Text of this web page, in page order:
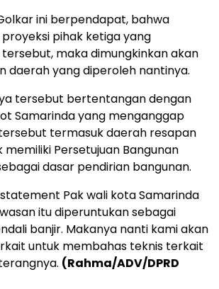
ini berpendapat, bahwa
pihak ketiga yang
maka dimungkinkan akan
daerah yang diperoleh nantinya.
tersebut bertentangan dengan
Samarinda yang menganggap
termasuk daerah resapan
memiliki Persetujuan Bangunan
dasar pendirian bangunan.
Pak wali kota Samarinda
itu diperuntukan sebagai
banjir. Makanya nanti kami akan
untuk membahas teknis terkait
(Rahma/ADV/DPRD